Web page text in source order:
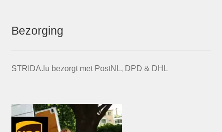
Bezorging
STRIDA.lu bezorgt met PostNL, DPD & DHL